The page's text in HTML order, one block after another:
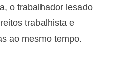
o trabalhador lesado
trabalhista e
ao mesmo tempo.